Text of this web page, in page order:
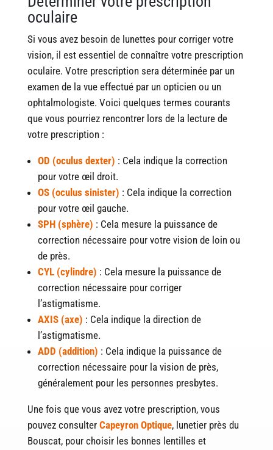
oculaire
Si vous avez besoin de lunettes pour corriger votre
vision, il est essentiel de connaître votre prescription
oculaire. Votre prescription sera déterminée par un
examen de la vue effectué par un opticien ou un
ophtalmologiste. Voici quelques termes courants
que vous pourriez rencontrer lors de la lecture de
votre prescription :
OD (oculus dexter) : Cela indique la correction
pour votre œil droit.
OS (oculus sinister) : Cela indique la correction
pour votre œil gauche.
SPH (sphère) : Cela mesure la puissance de
correction nécessaire pour votre vision de loin ou
de près.
CYL (cylindre) : Cela mesure la puissance de
correction nécessaire pour corriger
l’astigmatisme.
AXIS (axe) : Cela indique la direction de
l’astigmatisme.
ADD (addition) : Cela indique la puissance de
correction nécessaire pour la vision de près,
généralement pour les personnes presbytes.
Une fois que vous avez votre prescription, vous
pouvez consulter Capeyron Optique, lunetier près du
Bouscat, pour choisir les bonnes lentilles et